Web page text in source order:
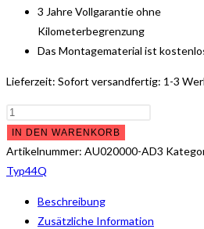
3 Jahre Vollgarantie ohne
Kilometerbegrenzung
Das Montagematerial ist
Lieferzeit: Sofort versandfertig: 1-3
Audi
200
Typ
44Q
Adapter
IN DEN WARENKORB
Artikelnummer: AU020000-AD3
Typ44Q
Beschreibung
Zusätzliche Information